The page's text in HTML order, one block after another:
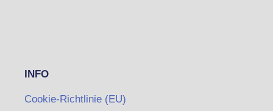
INFO
Cookie-Richtlinie (EU)